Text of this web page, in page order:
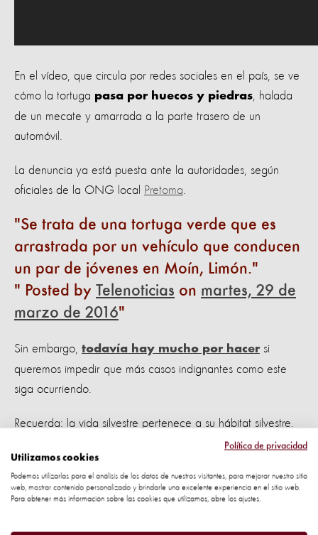
En el vídeo, que circula por redes sociales en el país, se ve
cómo la tortuga pasa por huecos y piedras , halada
de un mecate y amarrada a la parte trasero de un
automóvil.
La denuncia ya está puesta ante la autoridades, según
oficiales de la ONG local
Pretoma
Se trata de una tortuga verde que es
arrastrada por un vehículo que conducen
un par de jóvenes en Moín, Limón.
Posted by Telenoticias on martes, 29 de
marzo de 2016
Sin embargo, todavía hay mucho por hacer si
queremos impedir que más casos indignantes como este
siga ocurriendo.
Recuerda: la vida silvestre pertenece a su hábitat silvestre.
Sacarla de allí para convertirla en una atracción turística,
en una mascota extravagante o en un platillo exótico
crueldad y tortura.Y como se ve en el vídeo, implica
sufrimiento extremo de inicio a fin para el animal.
Política de privacidad
Utilizamos cookies
Podemos utilizarlas para el análisis de los datos de nuestros visitantes, para mejorar nuestro sitio
web, mostrar contenido personalizado y brindarle una excelente experiencia en el sitio web.
Para obtener más información sobre las cookies que utilizamos, abre los ajustes.